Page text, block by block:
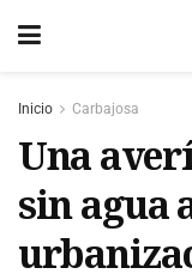
Inicio Carbajosa
Una
sin agua